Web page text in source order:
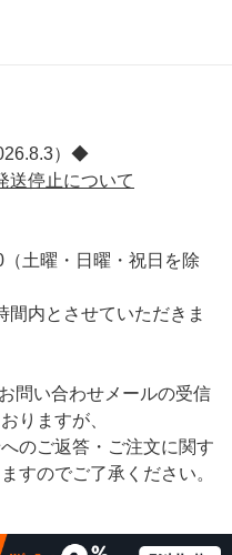
）◆
送停止について
土曜・日曜・祝日を除
間内とさせていただきま
問い合わせメールの受信
りますが、
のご返答・ご注文に関す
すのでご了承ください。